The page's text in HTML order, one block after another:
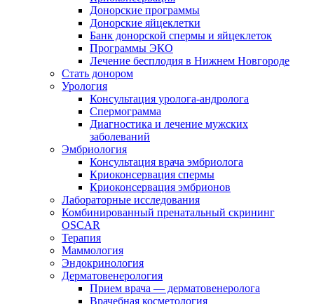
Донорские программы
Донорские яйцеклетки
Банк донорской спермы и яйцеклеток
Программы ЭКО
Лечение бесплодия в Нижнем Новгороде
Стать донором
Урология
Консультация уролога-андролога
Спермограмма
Диагностика и лечение мужских
заболеваний
Эмбриология
Консультация врача эмбриолога
Криоконсервация спермы
Криоконсервация эмбрионов
Лабораторные исследования
Комбинированный пренатальный скрининг
OSCAR
Терапия
Маммология
Эндокринология
Дерматовенерология
Прием врача — дерматовенеролога
Врачебная косметология